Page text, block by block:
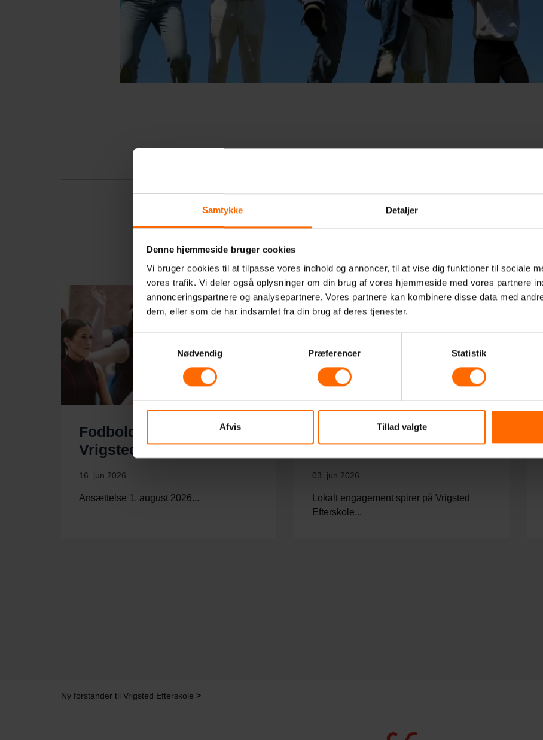
Samtykke Detaljer
Denne hjemmeside bruger cookies
Vi bruger cookies til at tilpasse vores indhold og annoncer, til at vise dig funktioner til sociale
vores trafik. Vi deler også oplysninger om din brug af vores hjemmeside med vores partnere
annonceringspartnere og analysepartnere. Vores partnere kan kombinere disse data med
dem, eller som de har indsamlet fra din brug af deres tjenester.
Nødvendig
Præferencer Statistik
Afvis Tillad valgte
Fodboldlærer søges til
Vrigsted Efterskole
16. jun 2026
Ansættelse 1. august 2026...
Elever skaber frivillighed
med mening
03. jun 2026
Lokalt engagement spirer på Vrigsted
Efterskole...
Ny forstander til Vrigsted Efterskole >